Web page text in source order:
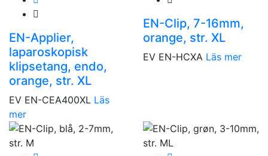
EN-Applier,
laparoskopisk
klipsetang, endo,
orange, str. XL
EV EN-CEA400XL Läs
mer
EN-Clip, 7-16mm,
orange, str. XL
EV EN-HCXA Läs mer